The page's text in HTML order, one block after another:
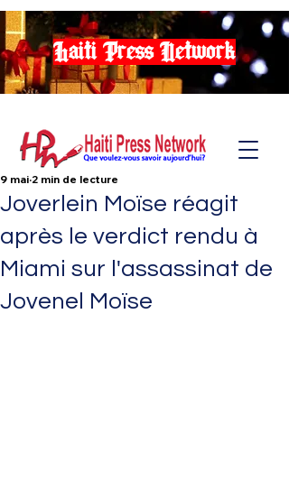
Haiti Press Network
Joverlein Moïse réagit
après le verdict rendu à
Miami sur l'assassinat de
Jovenel Moïse
9 mai 2 min de lecture